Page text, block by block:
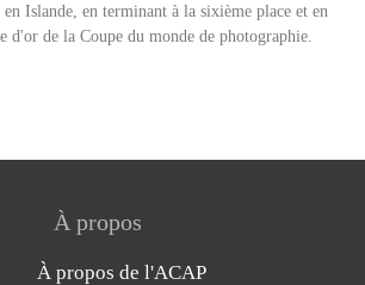
Islande, en terminant à la sixième place et en
d'or de la Coupe du monde de photographie.
À propos
À propos de l'ACAP